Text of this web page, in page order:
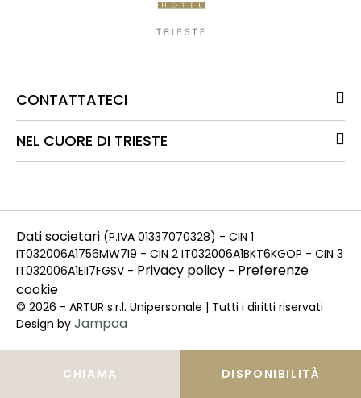
CHIAMA DISPONIBILITÀ
CONTATTATECI
NEL CUORE DI TRIESTE
Dati societari (P.IVA 01337070328) - CIN 1
IT032006A1756MW7I9 - CIN 2 IT032006A1BKT6KGOP - CIN 3
IT032006A1EII7FGSV - Privacy policy - Preferenze
cookie
© 2026 - ARTUR s.r.l. Unipersonale | Tutti i diritti riservati
Design by Jampaa